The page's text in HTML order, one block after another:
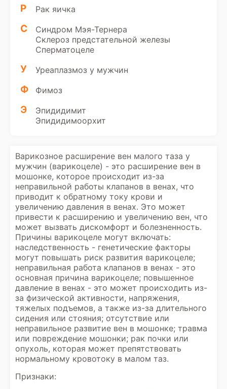
Р Рак яичка
С
Синдром Мэя-Тернера
Склероз предстательной железы
Сперматоцеле
У Уреаплазмоз у мужчин
Ф Фимоз
Э
Эпидидимит
Эпидидимоорхит
Варикозное расширение вен малого таза у
мужчин (варикоцеле) - это расширение вен в
мошонке, которое происходит из-за
неправильной работы клапанов в венах, что
приводит к обратному току крови и
увеличению давления в венах. Это может
привести к расширению и увеличению вен, что
может вызвать дискомфорт и болезненность.
Причины варикоцеле могут включать:
наследственность - генетические факторы
могут повышать риск развития варикоцеле;
неправильная работа клапанов в венах - это
основная причина варикоцеле; повышенное
давление в венах - это может происходить из-
за физической активности, напряжения,
тяжелых подъемов, а также из-за длительного
сидения или стояния; отсутствие или
неправильное развитие вен в мошонке; травма
или повреждение мошонки; рак почки или
опухоль, которая может препятствовать
нормальному кровотоку в малом таз.
Признаки: